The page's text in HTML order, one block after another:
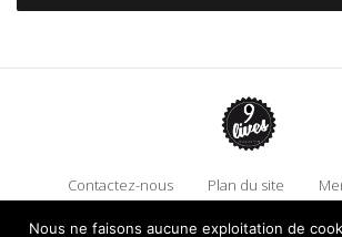
Contactez-nous Plan du site
Politique de confidentialité
Nous ne faisons aucune exploitation de